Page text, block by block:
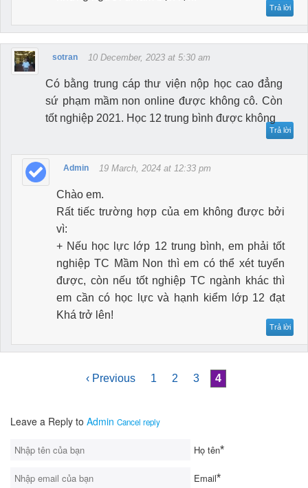
Trả lời
sotran 10 December, 2023 at 5:30 am
Có bằng trung cáp thư viện nộp học cao đẳng
sứ phạm mầm non online được không cô. Còn
tốt nghiệp 2021. Học 12 trung bình được không
Trả lời
Admin 19 March, 2024 at 12:33 pm
Chào em.
Rất tiếc trường hợp của em không được bởi
vì:
+ Nếu học lực lớp 12 trung bình, em phải tốt
nghiệp TC Mầm Non thì em có thể xét tuyển
được, còn nếu tốt nghiệp TC ngành khác thì
em cần có học lực và hạnh kiểm lớp 12 đạt
Khá trở lên!
Trả lời
‹ Previous 1 2 3 4
Leave a Reply to Admin Cancel reply
Họ tên*
Email*